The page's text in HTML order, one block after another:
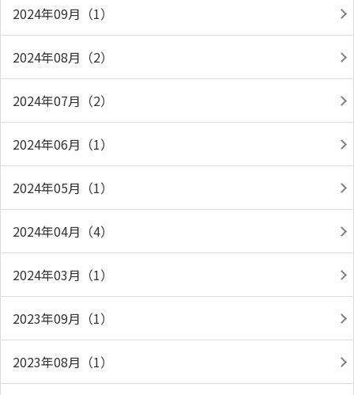
2024年09月（1）
2024年08月（2）
2024年07月（2）
2024年06月（1）
2024年05月（1）
2024年04月（4）
2024年03月（1）
2023年09月（1）
2023年08月（1）